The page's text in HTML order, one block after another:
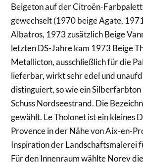
Beigeton auf der Citroën-
gewechselt (1970 beige Agate,
Albatros, 1973 zusätzlich Beige
letzten DS-Jahre kam 1973 Beige
Metallicton, ausschließlich für die
lieferbar, wirkt sehr edel und
distinguiert, so wie ein
Schuss Nordseestrand. Die
gewählt. Le Tholonet ist ein kleines
Provence in der Nähe von Aix-en-
Inspiration der Landschaftsmalerei
Für den Innenraum wählte Norev